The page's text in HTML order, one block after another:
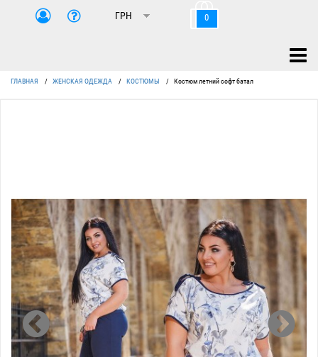
0
ГЛАВНАЯ / ЖЕНСКАЯ ОДЕЖДА / КОСТЮМЫ / Костюм летний софт батал